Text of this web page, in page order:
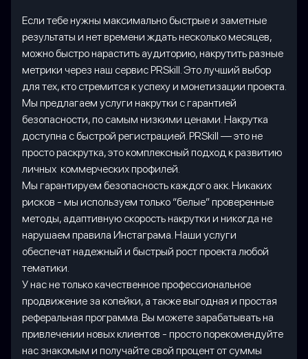
Если тебе нужны максимально быстрые и заметные
результаты и нет времени ждать несколько месяцев,
можно быстро нарастить аудиторию, накрутить разные
метрики через наш сервис PRSkill. Это лучший выбор
для тех, кто стремится к успеху и монетизации проекта.
Мы предлагаем услуги накрутки с гарантией
безопасности, по самым низкими ценами. Накрутка
доступна с быстрой регистрацией. PRSkill — это не
просто раскрутка, это комплексный подход к развитию
личных коммерческих профилей.
Мы гарантируем безопасность каждого акк. Никаких
рисков - мы используем только “белые” проверенные
методы, адаптивную скорость накрутки и никогда не
нарушаем правила Инстаграма. Наши услуги
обеспечат надежный и быстрый рост проекта любой
тематики.
У нас не только качественное профессиональное
продвижение за копейки, а также выгодная и простая
реферальная программа. Вы можете зарабатывать на
привлечении новых клиентов - просто порекомендуйте
нас знакомым и получайте свой процент от суммы